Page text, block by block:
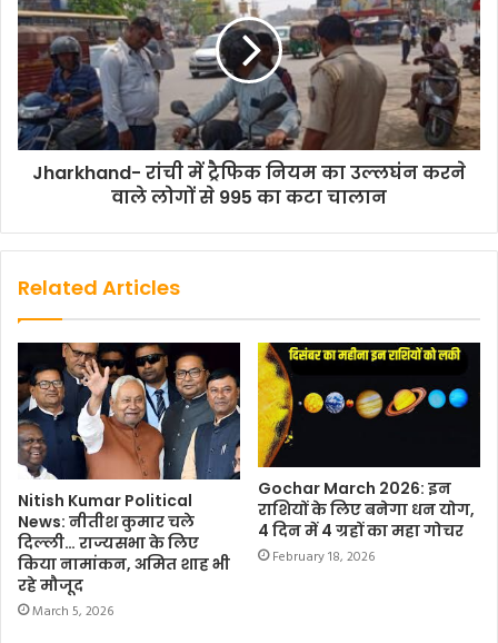
Jharkhand- रांची में ट्रैफिक नियम का उल्लघंन करने
वाले लोगों से 995 का कटा चालान
Related Articles
Nitish Kumar Political
News: नीतीश कुमार चले
दिल्ली… राज्यसभा के लिए
किया नामांकन, अमित शाह भी
रहे मौजूद
March 5, 2026
Gochar March 2026: इन
राशियों के लिए बनेगा धन योग,
4 दिन में 4 ग्रहों का महा गोचर
February 18, 2026